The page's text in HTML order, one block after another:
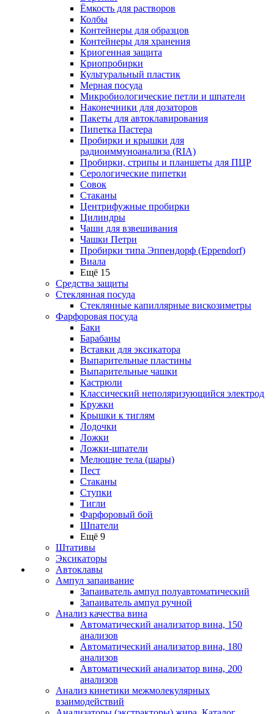
Ёмкость для растворов
Колбы
Контейнеры для образцов
Контейнеры для хранения
Криогенная защита
Криопробирки
Культуральный пластик
Мерная посуда
Микробиологические петли и шпатели
Наконечники для дозаторов
Пакеты для автоклавирования
Пипетка Пастера
Пробирки и крышки для
радиоиммуноанализа (RIA)
Пробирки, стрипы и планшеты для ПЦР
Серологические пипетки
Совок
Стаканы
Центрифужные пробирки
Цилиндры
Чаши для взвешивания
Чашки Петри
Пробирки типа Эппендорф (Eppendorf)
Виала
Ещё 15
Средства защиты
Стеклянная посуда
Стеклянные капиллярные вискозиметры
Фарфоровая посуда
Баки
Барабаны
Вставки для эксикатора
Выпарительные пластины
Выпарительные чашки
Кастрюли
Классический неполяризующийся электрод
Кружки
Крышки к тиглям
Лодочки
Ложки
Ложки-шпатели
Мелющие тела (шары)
Пест
Стаканы
Ступки
Тигли
Фарфоровый бой
Шпатели
Ещё 9
Штативы
Эксикаторы
Автоклавы
Ампул запаивание
Запаиватель ампул полуавтоматический
Запаиватель ампул ручной
Анализ качества вина
Автоматический анализатор вина, 150
анализов
Автоматический анализатор вина, 180
анализов
Автоматический анализатор вина, 200
анализов
Анализ кинетики межмолекулярных
взаимодействий